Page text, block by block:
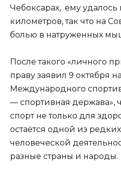
Чебоксарах, ему
километров, так что на
болью в натруженных
После такого «личного
праву заявил 9 октября
Международного
— спортивная держава»,
спорт не только для
остаётся одной из
человеческой
разные страны и народы.